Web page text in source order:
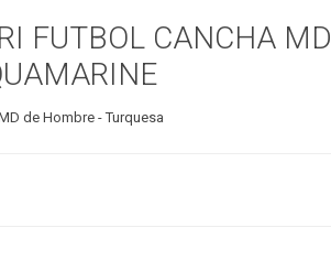
FUTBOL CANCHA MD
de Hombre - Turquesa